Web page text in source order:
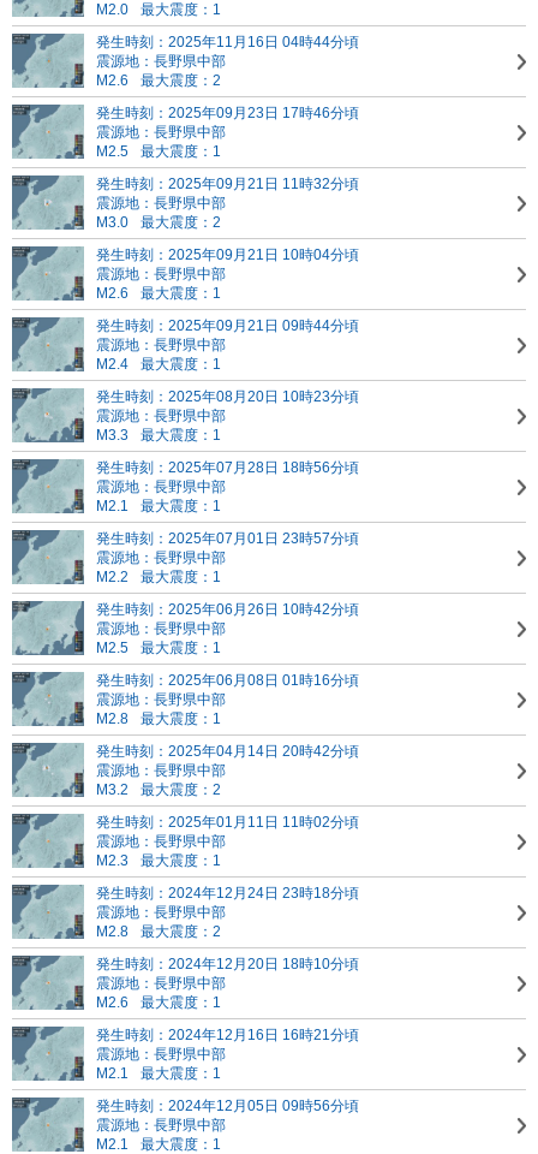
M2.0
最大震度：1
発生時刻：2025年11月16日 04時44分頃
震源地：長野県中部
M2.6
最大震度：2
発生時刻：2025年09月23日 17時46分頃
震源地：長野県中部
M2.5
最大震度：1
発生時刻：2025年09月21日 11時32分頃
震源地：長野県中部
M3.0
最大震度：2
発生時刻：2025年09月21日 10時04分頃
震源地：長野県中部
M2.6
最大震度：1
発生時刻：2025年09月21日 09時44分頃
震源地：長野県中部
M2.4
最大震度：1
発生時刻：2025年08月20日 10時23分頃
震源地：長野県中部
M3.3
最大震度：1
発生時刻：2025年07月28日 18時56分頃
震源地：長野県中部
M2.1
最大震度：1
発生時刻：2025年07月01日 23時57分頃
震源地：長野県中部
M2.2
最大震度：1
発生時刻：2025年06月26日 10時42分頃
震源地：長野県中部
M2.5
最大震度：1
発生時刻：2025年06月08日 01時16分頃
震源地：長野県中部
M2.8
最大震度：1
発生時刻：2025年04月14日 20時42分頃
震源地：長野県中部
M3.2
最大震度：2
発生時刻：2025年01月11日 11時02分頃
震源地：長野県中部
M2.3
最大震度：1
発生時刻：2024年12月24日 23時18分頃
震源地：長野県中部
M2.8
最大震度：2
発生時刻：2024年12月20日 18時10分頃
震源地：長野県中部
M2.6
最大震度：1
発生時刻：2024年12月16日 16時21分頃
震源地：長野県中部
M2.1
最大震度：1
発生時刻：2024年12月05日 09時56分頃
震源地：長野県中部
M2.1
最大震度：1